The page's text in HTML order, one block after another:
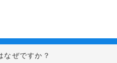
なぜですか？